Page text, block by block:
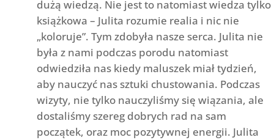
dużą wiedzą. Nie jest to natomiast wiedza tylko
książkowa – Julita rozumie realia i nic nie
„koloruje”. Tym zdobyła nasze serca. Julita nie
była z nami podczas porodu natomiast
odwiedziła nas kiedy maluszek miał tydzień,
aby nauczyć nas sztuki chustowania. Podczas
wizyty, nie tylko nauczyliśmy się wiązania, ale
dostaliśmy szereg dobrych rad na sam
początek, oraz moc pozytywnej energii. Julita